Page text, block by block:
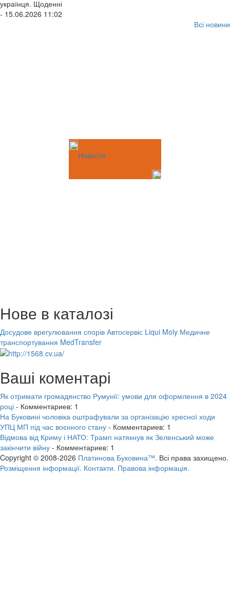
українця. Щоденні
- 15.06.2026 11:02
Всі новини
Новости
Нове в каталозі
Досудове врегулювання спорів Автосервіс Liqui Moly Медичне
транспортування MedTransfer
Ваші коментарі
Як отримати громадянство Румунії: умови для оформлення в 2024
році - Комментариев: 1
На Буковині чоловіка оштрафували за організацію хресної ходи
УПЦ МП під час воєнного стану - Комментариев: 1
Відмова від Криму і НАТО: Трамп натякнув як Зеленський може
закінчити війну - Комментариев: 1
Copyright © 2008-2026 Платинова Буковина™. Всі права захищено.
Розміщення інформації. Контакти. Правова інформація.